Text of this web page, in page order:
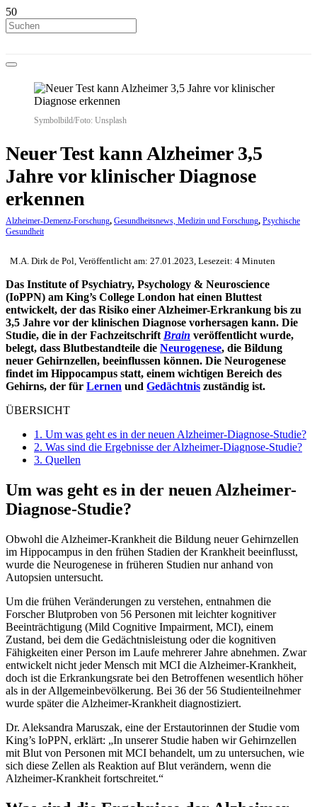
Symbolbild/Foto: Unsplash
Neuer Test kann Alzheimer 3,5
Jahre vor klinischer Diagnose
erkennen
Alzheimer-Demenz-Forschung, Gesundheitsnews, Medizin und Forschung, Psychische
Gesundheit
M.A. Dirk de Pol, Veröffentlicht am: 27.01.2023, Lesezeit: 4 Minuten
Das Institute of Psychiatry, Psychology & Neuroscience
(IoPPN) am King’s College London hat einen Bluttest
entwickelt, der das Risiko einer Alzheimer-Erkrankung bis zu
3,5 Jahre vor der klinischen Diagnose vorhersagen kann. Die
Studie, die in der Fachzeitschrift Brain veröffentlicht wurde,
belegt, dass Blutbestandteile die Neurogenese, die Bildung
neuer Gehirnzellen, beeinflussen können. Die Neurogenese
findet im Hippocampus statt, einem wichtigen Bereich des
Gehirns, der für Lernen und Gedächtnis zuständig ist.
ÜBERSICHT
1. Um was geht es in der neuen Alzheimer-Diagnose-Studie?
2. Was sind die Ergebnisse der Alzheimer-Diagnose-Studie?
3. Quellen
Um was geht es in der neuen Alzheimer-
Diagnose-Studie?
Obwohl die Alzheimer-Krankheit die Bildung neuer Gehirnzellen
im Hippocampus in den frühen Stadien der Krankheit beeinflusst,
wurde die Neurogenese in früheren Studien nur anhand von
Autopsien untersucht.
Um die frühen Veränderungen zu verstehen, entnahmen die
Forscher Blutproben von 56 Personen mit leichter kognitiver
Beeinträchtigung (Mild Cognitive Impairment, MCI), einem
Zustand, bei dem die Gedächtnisleistung oder die kognitiven
Fähigkeiten einer Person im Laufe mehrerer Jahre abnehmen. Zwar
entwickelt nicht jeder Mensch mit MCI die Alzheimer-Krankheit,
doch ist die Erkrankungsrate bei den Betroffenen wesentlich höher
als in der Allgemeinbevölkerung. Bei 36 der 56 Studienteilnehmer
wurde später die Alzheimer-Krankheit diagnostiziert.
Dr. Aleksandra Maruszak, eine der Erstautorinnen der Studie vom
King’s IoPPN, erklärt: „In unserer Studie haben wir Gehirnzellen
mit Blut von Personen mit MCI behandelt, um zu untersuchen, wie
sich diese Zellen als Reaktion auf Blut verändern, wenn die
Alzheimer-Krankheit fortschreitet.“